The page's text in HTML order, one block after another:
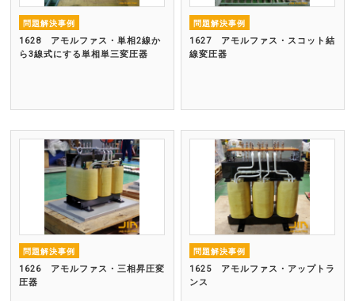
問題解決事例
1628 アモルファス・単相2線か
ら3線式にする単相単三変圧器
問題解決事例
1627 アモルファス・スコット結
線変圧器
問題解決事例
1626 アモルファス・三相昇圧変
圧器
問題解決事例
1625 アモルファス・アップトラ
ンス